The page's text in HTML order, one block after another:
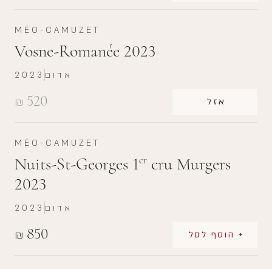
MÉO-CAMUZET
Vosne-Romanée 2023
₪ 520 אזל
2023 אדום
MÉO-CAMUZET
Nuits-St-Georges 1er cru Murgers
2023
₪ 850 + הוסף לסל
2023 אדום